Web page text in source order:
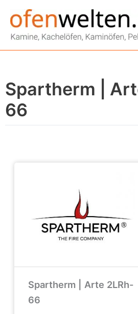
Inhalt
springen
Spartherm |
66
Spartherm | Arte 2LRh-
66